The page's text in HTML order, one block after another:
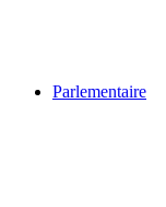
Parlementaire